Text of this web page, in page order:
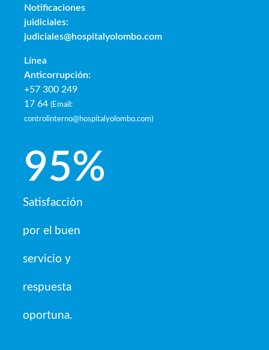
Notificaciones
juidiciales:
judiciales@hospitalyolombo.com
Línea
Anticorrupción:
+57 300 249
17 64 (Email:
controlinterno@hospitalyolombo.com)
Satisfacción
por el buen
servicio y
respuesta
oportuna.
95%